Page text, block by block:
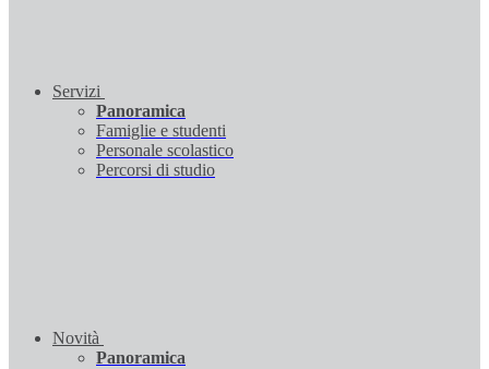
Servizi
Panoramica
Famiglie e studenti
Personale scolastico
Percorsi di studio
Novità
Panoramica